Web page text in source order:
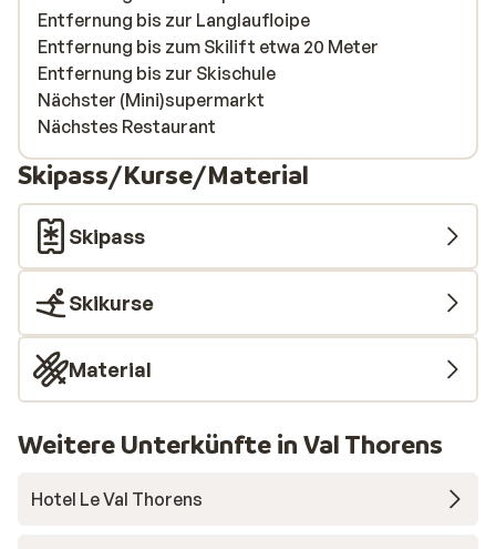
Entfernung bis zur Langlaufloipe
Entfernung bis zum Skilift etwa 20 Meter
Entfernung bis zur Skischule
Nächster (Mini)supermarkt
Nächstes Restaurant
Skipass/Kurse/Material
Skipass
Skikurse
Material
Weitere Unterkünfte in Val Thorens
Hotel Le Val Thorens